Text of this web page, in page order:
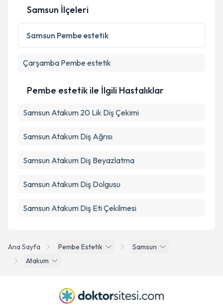
Kişisel verilerimin işlenmesine ilişkinAydınlatma
Metni
'ni okudum ve kişisel verilerimin belirtilen
kapsamda işlenmesini kabul ediyorum.
Ana Sayfa Pembe Estetik
Samsun
Atakum
Samsun İlçeleri
Samsun Pembe estetik
Çarşamba Pembe estetik
Pembe estetik ile İlgili Hastalıklar
Samsun Atakum 20 Lik Diş Çekimi
Samsun Atakum Diş Ağrısı
Samsun Atakum Diş Beyazlatma
Samsun Atakum Diş Dolgusu
Samsun Atakum Diş Eti Çekilmesi